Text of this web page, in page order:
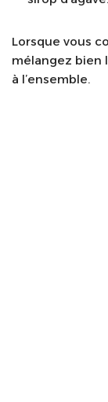
Lorsque vous
mélangez bien
à l’ensemble.